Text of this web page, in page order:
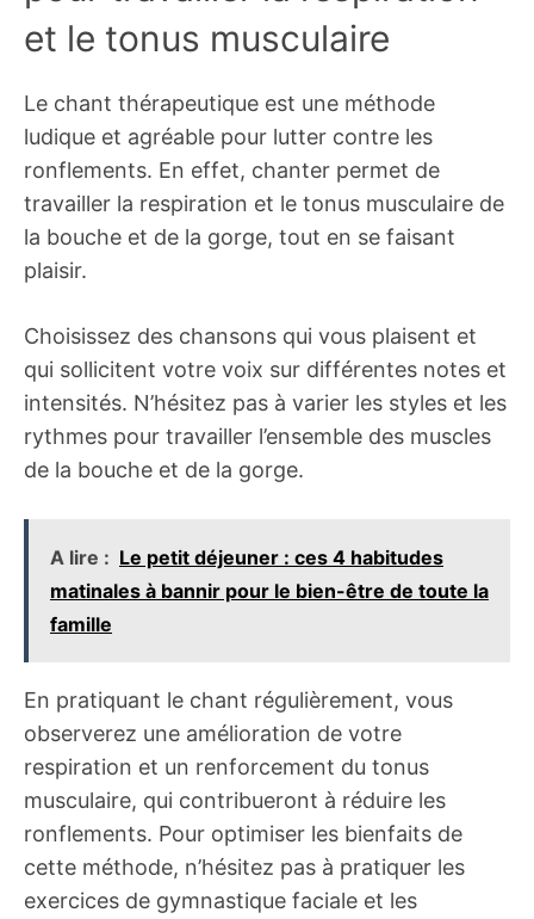
et le tonus musculaire
Le chant thérapeutique est une méthode
ludique et agréable pour lutter contre les
ronflements. En effet, chanter permet de
travailler la respiration et le tonus musculaire de
la bouche et de la gorge, tout en se faisant
plaisir.
Choisissez des chansons qui vous plaisent et
qui sollicitent votre voix sur différentes notes et
intensités. N’hésitez pas à varier les styles et les
rythmes pour travailler l’ensemble des muscles
de la bouche et de la gorge.
A lire : Le petit déjeuner : ces 4 habitudes
matinales à bannir pour le bien-être de toute la
famille
En pratiquant le chant régulièrement, vous
observerez une amélioration de votre
respiration et un renforcement du tonus
musculaire, qui contribueront à réduire les
ronflements. Pour optimiser les bienfaits de
cette méthode, n’hésitez pas à pratiquer les
exercices de gymnastique faciale et les